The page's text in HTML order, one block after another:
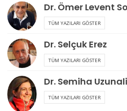
Dr. Ömer Levent
TÜM YAZILARI GÖSTER
Dr. Selçuk Erez
TÜM YAZILARI GÖSTER
Dr. Semiha
TÜM YAZILARI GÖSTER